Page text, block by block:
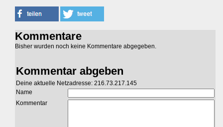
Kommentare
Bisher wurden noch keine Kommentare abgegeben.
Kommentar abgeben
Deine aktuelle Netzadresse: 216.73.217.145
Name
Kommentar